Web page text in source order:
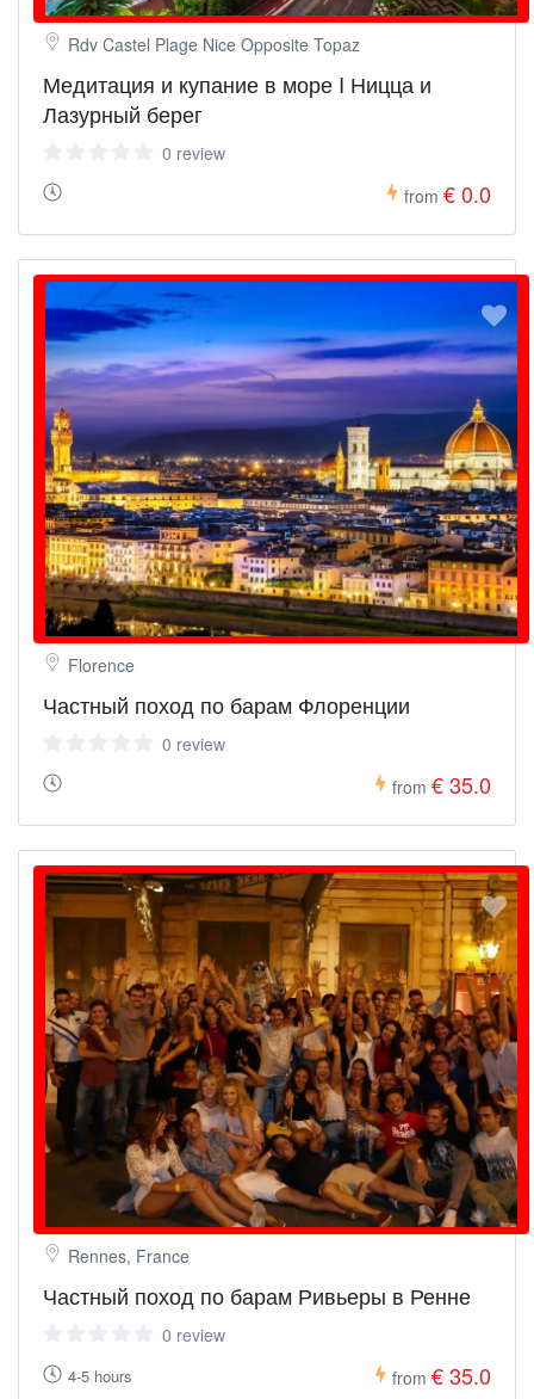
Rennes, France
Частный поход по барам Ривьеры в Ренне
0 review
4-5 hours from € 35.0
Florence
Частный поход по барам Флоренции
0 review
from € 35.0
Rdv Castel Plage Nice Opposite Topaz
Медитация и купание в море I Ницца и
Лазурный берег
0 review
from € 0.0